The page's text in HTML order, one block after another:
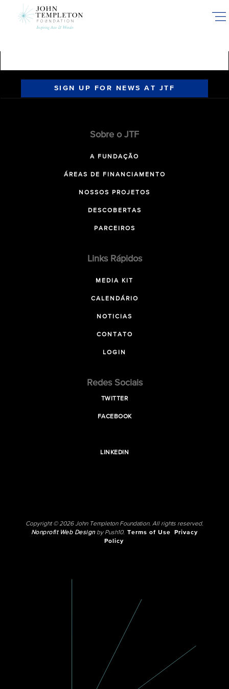
SIGN UP FOR NEWS AT JTF
Sobre o JTF
A FUNDAÇÃO
ÁREAS DE FINANCIAMENTO
NOSSOS PROJETOS
DESCOBERTAS
PARCEIROS
Links Rápidos
MEDIA KIT
CALENDÁRIO
NOTICIAS
CONTATO
LOGIN
Redes Sociais
TWITTER
FACEBOOK
LINKEDIN
Copyright © 2026 John Templeton Foundation. All rights reserved.
Nonprofit Web Designby Push10. Terms of Use
Privacy
Policy